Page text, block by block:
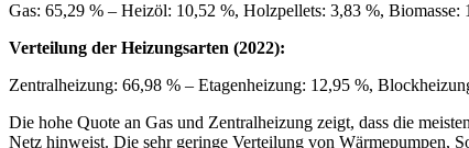
Gas: 65,29 % – Heizöl: 10,52 %, Holzpellets: 3,83 %,
Verteilung der Heizungsarten (2022):
Zentralheizung: 66,98 % – Etagenheizung: 12,95 %,
Die hohe Quote an Gas und Zentralheizung zeigt, dass die
Netz hinweist. Die sehr geringe Verteilung von Wärmepumpen,